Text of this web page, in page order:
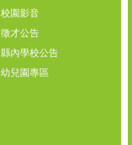
校園影音
徵才公告
縣內學校公告
幼兒園專區